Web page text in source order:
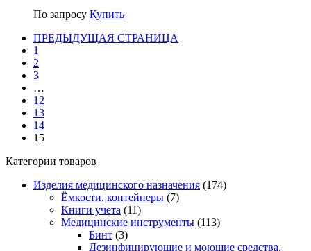
По запросу Купить
ПРЕДЫДУЩАЯ СТРАНИЦА
1
2
3
…
12
13
14
15
Категории товаров
Изделия медицинского назначения (174)
Ёмкости, контейнеры (7)
Книги учета (11)
Медицинские инструменты (113)
Бинт (3)
Дезинфицирующие и моющие средства,